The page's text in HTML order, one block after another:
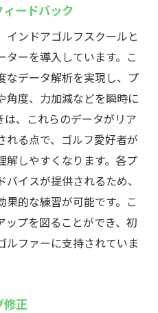
ードバック
インドアゴルフスクールと
ターを導入しています。こ
なデータ解析を実現し、プ
角度、力加減などを瞬時に
、これらのデータがリア
れる点で、ゴルフ愛好者が
解しやすくなります。各プ
イスが提供されるため、
的な練習が可能です。こ
ップを図ることができ、初
ルファーに支持されていま
修正